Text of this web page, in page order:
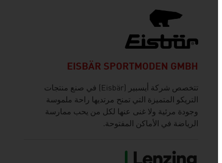
EISBÄR SPORTMODEN GMBH
تتخصص شركة أيسبير (Eisbär) في صنع منتجات
التريكو المتميزة التي تمنح مرتديها راحة ملموسة
وجودة مرئية ولا غنى عنها لكل من يحب ممارسة
الرياضة في الأماكن المفتوحة.